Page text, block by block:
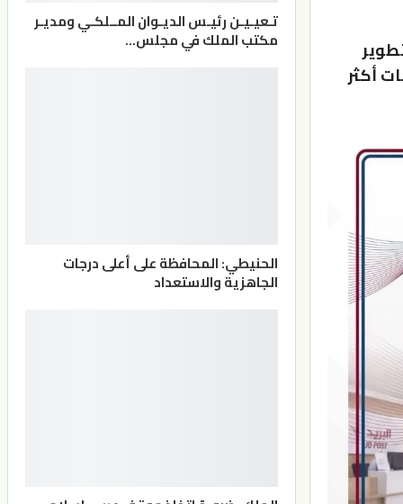
أكثر
تـعيـيـن رئيـس الديـوان المــلكـي ومديـر
مكتب الملك في مجلس…
الحنيطي: المحافظة على أعلى درجات
الجاهزية والاستعداد